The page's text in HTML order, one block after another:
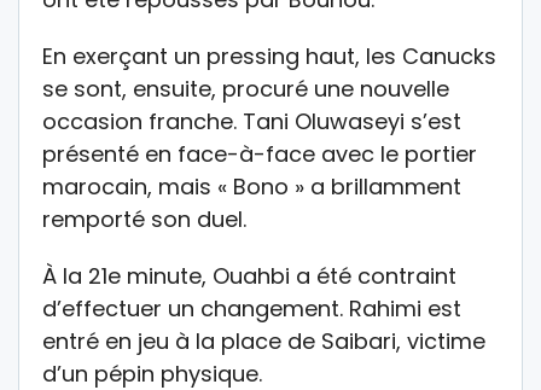
En exerçant un pressing haut, les Canucks
se sont, ensuite, procuré une nouvelle
occasion franche. Tani Oluwaseyi s’est
présenté en face-à-face avec le portier
marocain, mais « Bono » a brillamment
remporté son duel.
À la 21e minute, Ouahbi a été contraint
d’effectuer un changement. Rahimi est
entré en jeu à la place de Saibari, victime
d’un pépin physique.